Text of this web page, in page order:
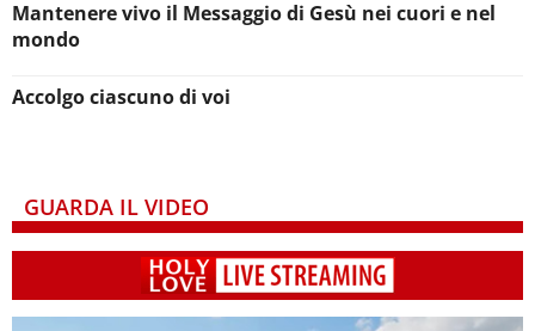
Mantenere vivo il Messaggio di Gesù nei cuori e nel
mondo
Accolgo ciascuno di voi
GUARDA IL VIDEO